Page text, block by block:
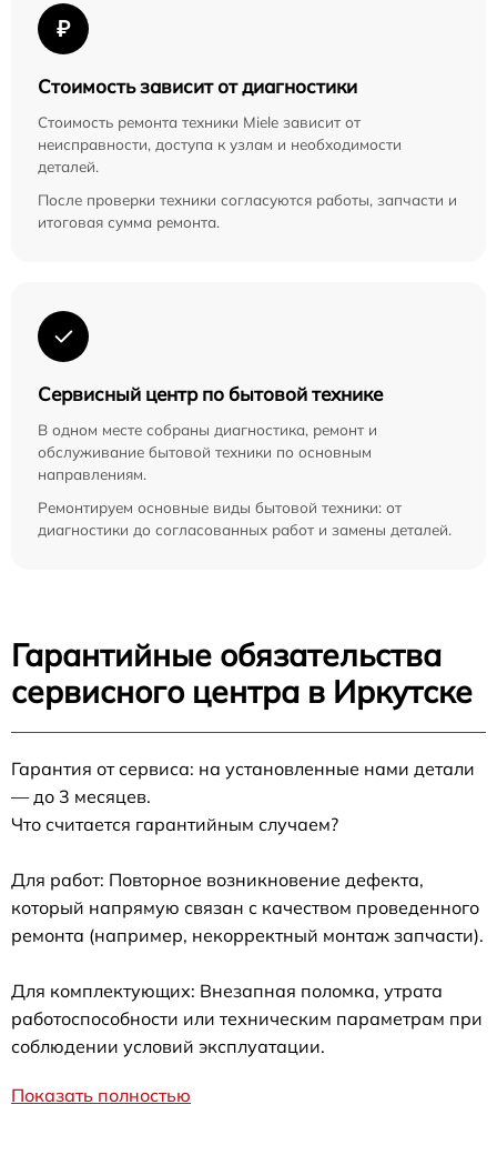
₽
Стоимость зависит от диагностики
Стоимость ремонта техники Miele зависит от
неисправности, доступа к узлам и необходимости
деталей.
После проверки техники согласуются работы, запчасти и
итоговая сумма ремонта.
Сервисный центр по бытовой технике
В одном месте собраны диагностика, ремонт и
обслуживание бытовой техники по основным
направлениям.
Ремонтируем основные виды бытовой техники: от
диагностики до согласованных работ и замены деталей.
Гарантийные обязательства
сервисного центра в Иркутске
Гарантия от сервиса: на установленные нами детали
— до 3 месяцев.
Что считается гарантийным случаем?
Для работ: Повторное возникновение дефекта,
который напрямую связан с качеством проведенного
ремонта (например, некорректный монтаж запчасти).
Для комплектующих: Внезапная поломка, утрата
работоспособности или техническим параметрам при
соблюдении условий эксплуатации.
Показать полностью